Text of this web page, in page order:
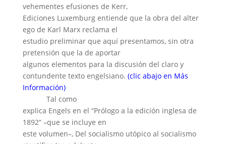
vehementes efusiones de Kerr,
Ediciones Luxemburg entiende que la obra del alter
ego de Karl Marx reclama el
estudio preliminar que aquí presentamos, sin otra
pretensión que la de aportar
algunos elementos para la discusión del claro y
contundente texto engelsiano. (clic abajo en Más
Información)
Tal como
explica Engels en el “Prólogo a la edición inglesa de
1892” –que se incluye en
este volumen–, Del socialismo utópico al socialismo